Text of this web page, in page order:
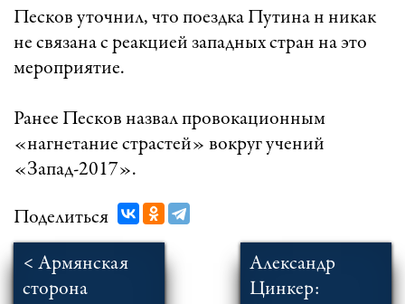
Песков уточнил, что поездка Путина н никак
не связана с реакцией западных стран на это
мероприятие.
Ранее Песков назвал провокационным
«нагнетание страстей» вокруг учений
«Запад-2017».
Поделиться
< Армянская
сторона
Александр
Цинкер: